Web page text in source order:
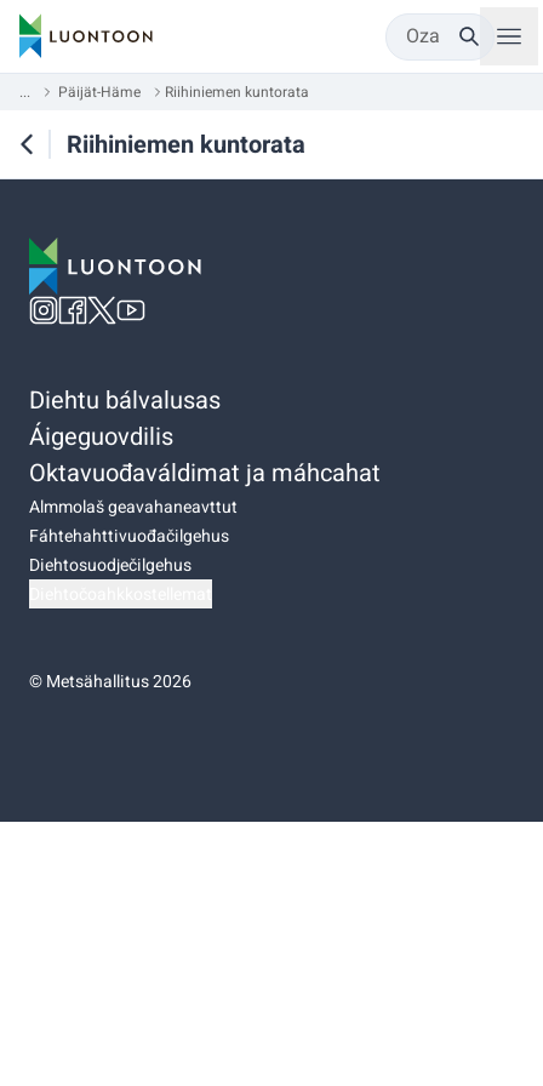
Oza
... Päijät-Häme Riihiniemen kuntorata
Riihiniemen kuntorata
Diehtu bálvalusas
Áigeguovdilis
Oktavuođaváldimat ja máhcahat
Almmolaš geavahaneavttut
Fáhtehahttivuođačilgehus
Diehtosuodječilgehus
©Metsähallitus 2026